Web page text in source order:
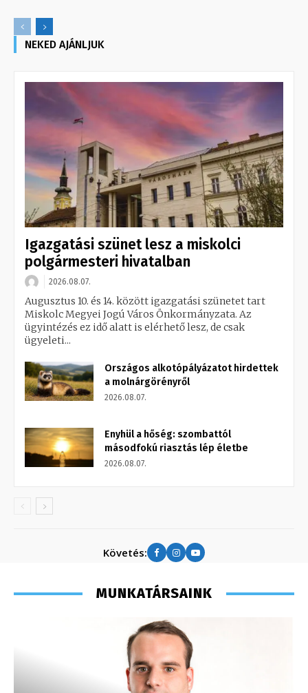
NEKED AJÁNLJUK
Igazgatási szünet lesz a miskolci
polgármesteri hivatalban
2026.08.07.
Augusztus 10. és 14. között igazgatási szünetet tart
Miskolc Megyei Jogú Város Önkormányzata. Az
ügyintézés ez idő alatt is elérhető lesz, de csak
ügyeleti...
Országos alkotópályázatot hirdettek
a molnárgörényről
2026.08.07.
Enyhül a hőség: szombattól
másodfokú riasztás lép életbe
2026.08.07.
Követés:
MUNKATÁRSAINK